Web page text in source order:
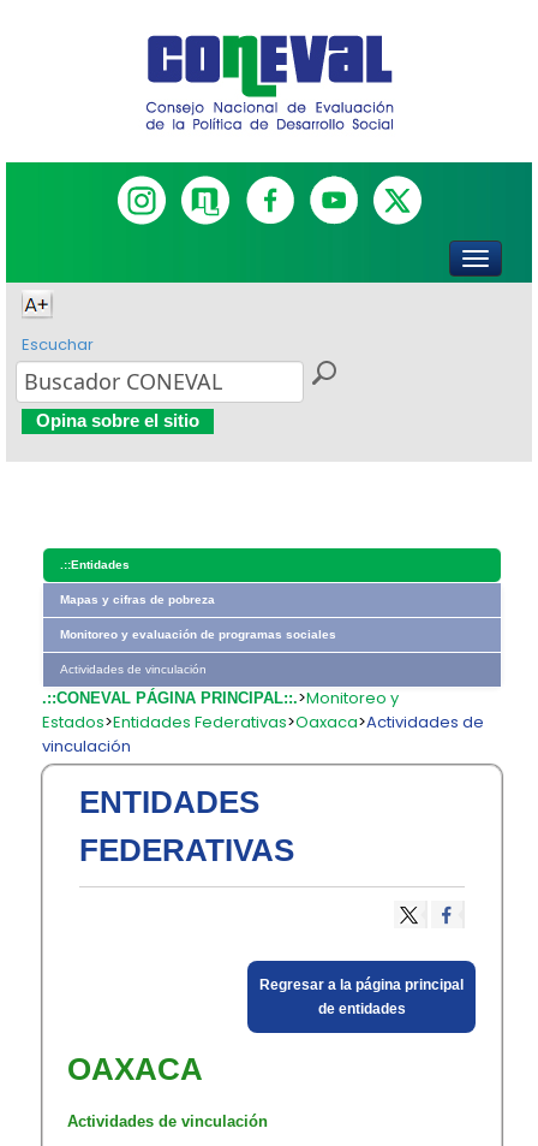
Escuchar
Opina sobre el sitio
.::Entidades
Mapas y cifras de pobreza
Monitoreo y evaluación de programas sociales
Actividades de vinculación
.::CONEVAL PÁGINA PRINCIPAL::.>Monitoreo y
Estados>Entidades Federativas>Oaxaca>Actividades de
vinculación
ENTIDADES
FEDERATIVAS
​Regresar a la página principal
​de entidades​
OAXACA
Actividades de vinculación